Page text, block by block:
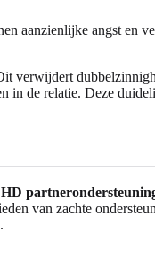
aanzienlijke angst en
verwijdert
in de relatie. Deze
van zachte